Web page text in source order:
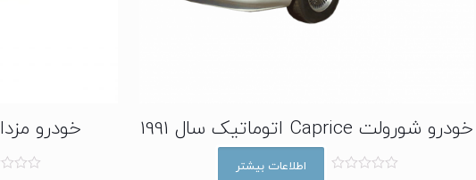
خودرو شورولت Caprice اتوماتیک سال 1991
اطلاعات بیشتر
خودرو مزدا 929 دنده ای سال 1985